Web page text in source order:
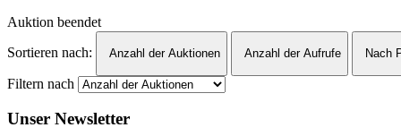
Auktion beendet
Sortieren nach:
Anzahl der Auktionen Anzahl der Aufrufe Nach
Filtern nach
Unser Newsletter